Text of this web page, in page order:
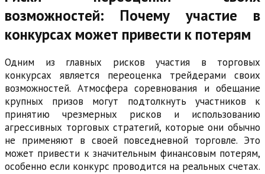
возможностей: Почему участие в
конкурсах может привести к потерям
Одним из главных рисков участия в торговых
конкурсах является переоценка трейдерами своих
возможностей. Атмосфера соревнования и обещание
крупных призов могут подтолкнуть участников к
принятию чрезмерных рисков и использованию
агрессивных торговых стратегий, которые они обычно
не применяют в своей повседневной торговле. Это
может привести к значительным финансовым потерям,
особенно если конкурс проводится на реальных счетах.